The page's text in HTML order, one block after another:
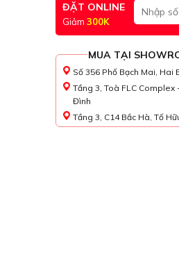
ĐẶT ONLINE
Giảm 300K
MUA TẠI
Số 356 Phố Bạch Mai, Hai
Tầng 3, Toà FLC Complex
Đình
Tầng 3, C14 Bắc Hà, Tố